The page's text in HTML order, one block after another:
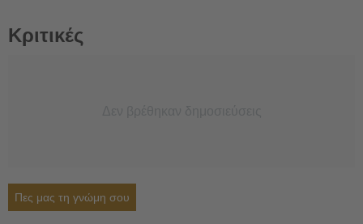
Κριτικές
Πες μας τη γνώμη σου